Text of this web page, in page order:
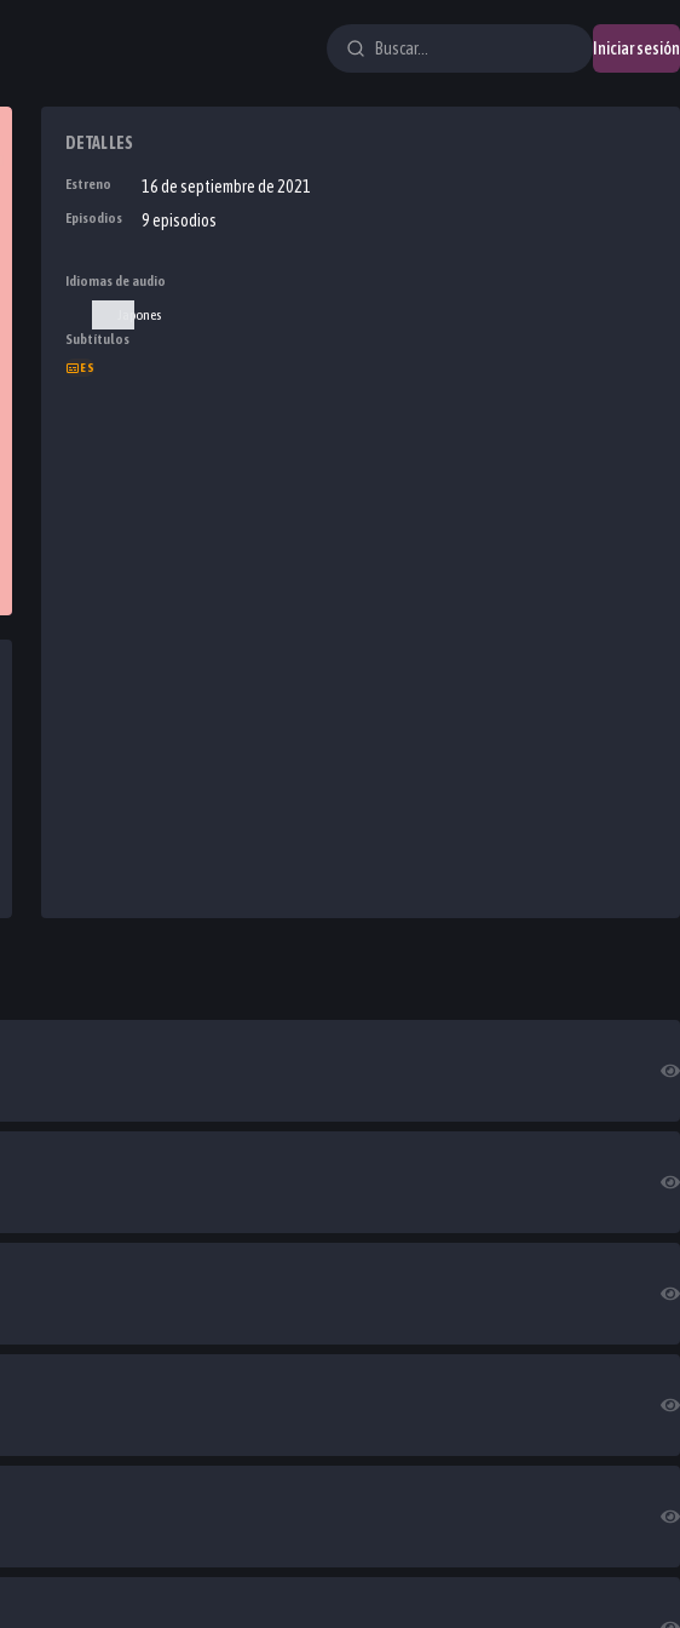
Iniciar sesión
DETALLES
Estreno 16 de septiembre de 2021
Episodios 9 episodios
Idiomas de audio
Japones
Subtítulos
ES